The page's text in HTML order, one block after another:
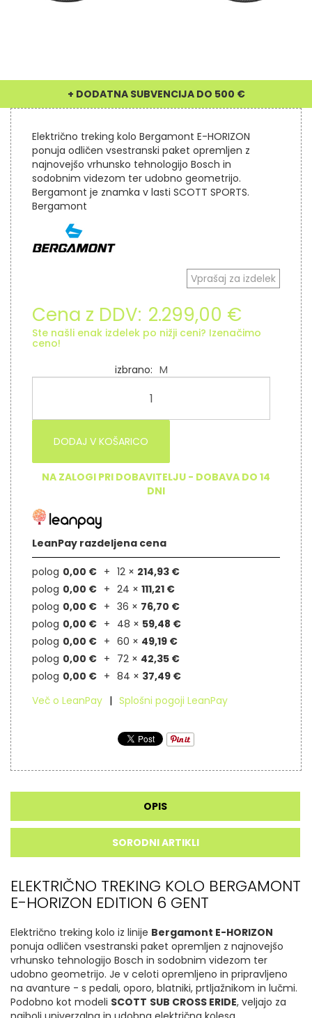
Električno treking kolo Bergamont E-HORIZON
ponuja odličen vsestranski paket opremljen z
najnovejšo vrhunsko tehnologijo Bosch in
sodobnim videzom ter udobno geometrijo.
Bergamont je znamka v lasti SCOTT SPORTS.
Bergamont
Vprašaj za izdelek
Cena z DDV: 2.299,00 €
Ste našli enak izdelek po nižji ceni? Izenačimo
ceno!
izbrano
M
DODAJ V KOŠARICO
NA ZALOGI PRI DOBAVITELJU - DOBAVA DO 14
DNI
LeanPay razdeljena cena
polog 0,00 € 12 × 214,93 €
polog 0,00 € 24 × 111,21 €
polog 0,00 € 36 × 76,70 €
polog 0,00 € 48 × 59,48 €
polog 0,00 € 60 × 49,19 €
polog 0,00 € 72 × 42,35 €
polog 0,00 € 84 × 37,49 €
Več o LeanPay
Splošni pogoji LeanPay
OPIS
SORODNI ARTIKLI
ELEKTRIČNO TREKING KOLO BERGAMONT
E-HORIZON EDITION 6 GENT
Električno treking kolo iz linije Bergamont E-HORIZON
ponuja odličen vsestranski paket opremljen z najnovejšo
vrhunsko tehnologijo Bosch in sodobnim videzom ter
udobno geometrijo. Je v celoti opremljeno in pripravljeno
na avanture - s pedali, oporo, blatniki, prtljažnikom in lučmi.
Podobno kot modeli SCOTT SUB CROSS ERIDE, veljajo za